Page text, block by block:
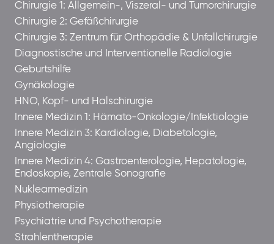
Chirurgie 1: Allgemein-, Viszeral- und Tumorchirurgie
Chirurgie 2: Gefäßchirurgie
Chirurgie 3: Zentrum für Orthopädie & Unfallchirurgie
Diagnostische und Interventionelle Radiologie
Geburtshilfe
Gynäkologie
HNO, Kopf- und Halschirurgie
Innere Medizin 1: Hämato-Onkologie/Infektiologie
Innere Medizin 3: Kardiologie, Diabetologie,
Angiologie
Innere Medizin 4: Gastroenterologie, Hepatologie,
Endoskopie, Zentrale Sonografie
Nuklearmedizin
Physiotherapie
Psychiatrie und Psychotherapie
Strahlentherapie